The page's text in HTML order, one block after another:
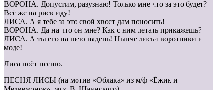
ВОРОНА. Допустим, разузнаю! Только мне что за это будет?
Всё же на риск иду!
ЛИСА. А я тебе за это свой хвост дам поносить!
ВОРОНА. Да на что он мне? Как с ним летать прикажешь?
ЛИСА. А ты его на шею надень! Нынче лисьи воротники в
моде!
Лиса поёт песню.
ПЕСНЯ ЛИСЫ (на мотив «Облака» из м/ф «Ёжик и